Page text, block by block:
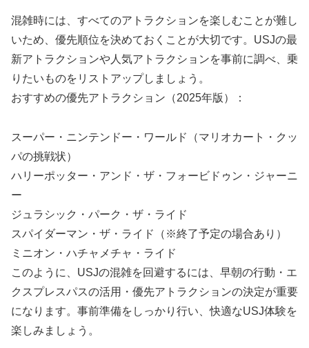
混雑時には、すべてのアトラクションを楽しむことが難し
いため、優先順位を決めておくことが大切です。USJの最
新アトラクションや人気アトラクションを事前に調べ、乗
りたいものをリストアップしましょう。
おすすめの優先アトラクション（2025年版）：
スーパー・ニンテンドー・ワールド（マリオカート・クッ
パの挑戦状）
ハリーポッター・アンド・ザ・フォービドゥン・ジャーニ
ー
ジュラシック・パーク・ザ・ライド
スパイダーマン・ザ・ライド（※終了予定の場合あり）
ミニオン・ハチャメチャ・ライド
このように、USJの混雑を回避するには、早朝の行動・エ
クスプレスパスの活用・優先アトラクションの決定が重要
になります。事前準備をしっかり行い、快適なUSJ体験を
楽しみましょう。